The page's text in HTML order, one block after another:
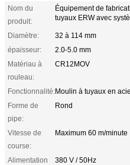
Nom du
produit:
Équipement de
tuyaux ERW avec
Diamètre:
32 à 114 mm
épaisseur:
2.0-5.0 mm
Matériau à
rouleau:
CR12MOV
Fonctionnalité:Moulin à tuyaux en
Forme de
pipe:
Rond
Vitesse de
course:
Maximum 60 m/minute
Alimentation
380 V / 50Hz